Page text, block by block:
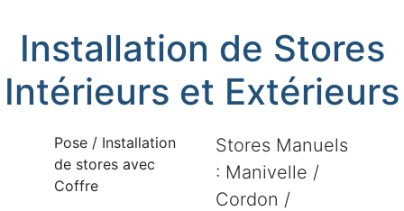
Installation de Stores
Intérieurs et Extérieurs
Pose / Installation
de stores avec
Coffre
Stores Manuels
: Manivelle /
Cordon /